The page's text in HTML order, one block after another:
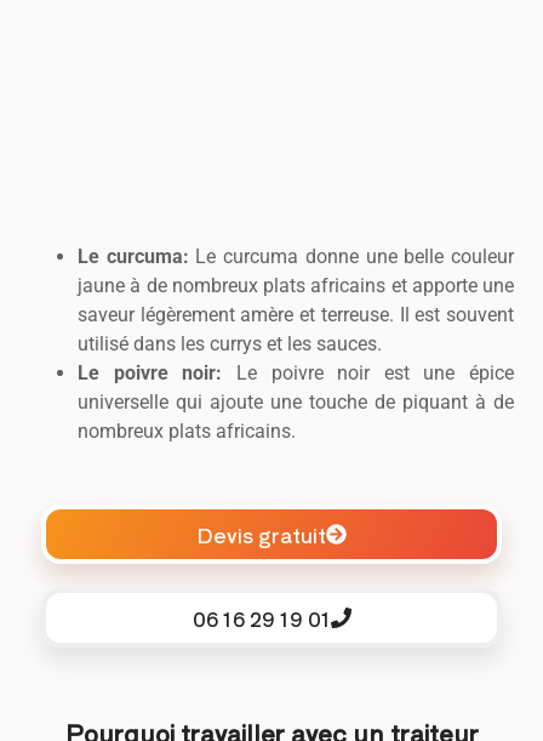
Le curcuma: Le curcuma donne une belle couleur
jaune à de nombreux plats africains et apporte une
saveur légèrement amère et terreuse. Il est souvent
utilisé dans les currys et les sauces.
Le poivre noir: Le poivre noir est une épice
universelle qui ajoute une touche de piquant à de
nombreux plats africains.
Devis gratuit
06 16 29 19 01
Pourquoi travailler avec un traiteur